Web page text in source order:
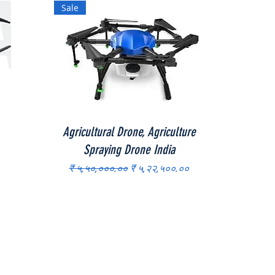
Quick View
Sale
Agricultural Drone, Agriculture
Spraying Drone India
Regular Price
₹ ५,५०,०००.०० Sale Price
₹ ५,२२,५००.००